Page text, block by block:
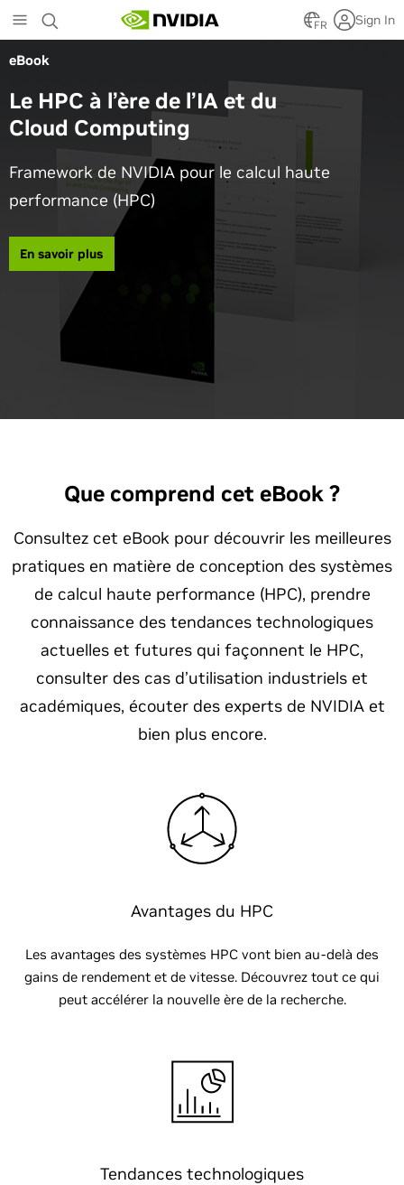
to
main
content
FR Sign In
eBook
Le HPC à l’ère de l’IA et du
Cloud Computing
Framework de NVIDIA pour le calcul haute
performance (HPC)
En savoir plus
Que comprend cet eBook ?
Consultez cet eBook pour découvrir les meilleures
pratiques en matière de conception des systèmes
de calcul haute performance (HPC), prendre
connaissance des tendances technologiques
actuelles et futures qui façonnent le HPC,
consulter des cas d’utilisation industriels et
académiques, écouter des experts de NVIDIA et
bien plus encore.
Avantages du HPC
Les avantages des systèmes HPC vont bien au-delà des
gains de rendement et de vitesse. Découvrez tout ce qui
peut accélérer la nouvelle ère de la recherche.
Tendances technologiques